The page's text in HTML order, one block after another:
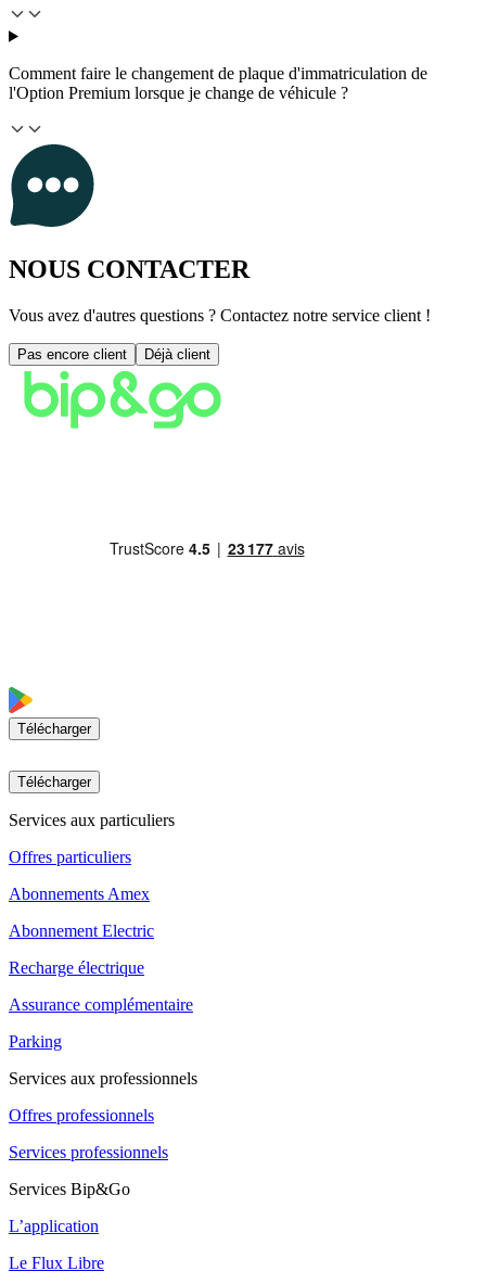
Comment faire le changement de plaque d'immatriculation de
l'Option Premium lorsque je change de véhicule ?
NOUS CONTACTER
Vous avez d'autres questions ? Contactez notre service client !
Pas encore client Déjà client
Télécharger
Télécharger
Services aux particuliers
Offres particuliers
Abonnements Amex
Abonnement Electric
Recharge électrique
Assurance complémentaire
Parking
Services aux professionnels
Offres professionnels
Services professionnels
Services Bip&Go
L’application
Le Flux Libre